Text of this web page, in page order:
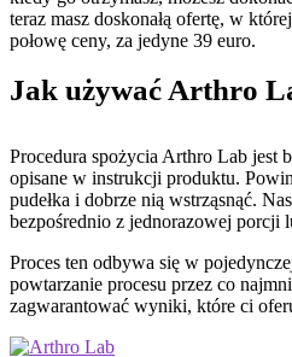
teraz masz doskonałą ofertę, w
połowę ceny, za jedyne 39 euro.
Jak używać Arthro
Procedura spożycia Arthro Lab jest
opisane w instrukcji produktu.
pudełka i dobrze nią wstrząsnąć.
bezpośrednio z jednorazowej porcji
Proces ten odbywa się w
powtarzanie procesu przez co
zagwarantować wyniki, które ci